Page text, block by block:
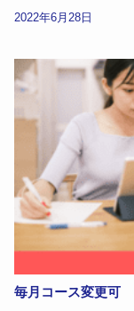
2022年6月28日
毎月コース変更可